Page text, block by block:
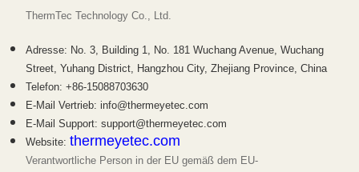
ThermTec Technology Co., Ltd.
Adresse: No. 3, Building 1, No. 181 Wuchang Avenue, Wuchang
Street, Yuhang District, Hangzhou City, Zhejiang Province, China
Telefon: +86-15088703630
E-Mail Vertrieb: info@thermeyetec.com
E-Mail Support: support@thermeyetec.com
Website: thermeyetec.com
Verantwortliche Person in der EU gemäß dem EU-